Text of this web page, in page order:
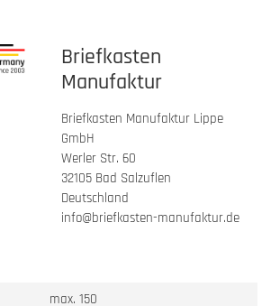
Briefkasten
Manufaktur
Briefkasten Manufaktur Lippe
GmbH
Werler Str. 60
32105 Bad Salzuflen
Deutschland
info@briefkasten-manufaktur.de
max. 150